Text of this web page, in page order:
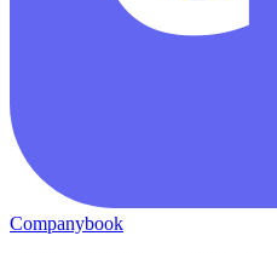
Companybook